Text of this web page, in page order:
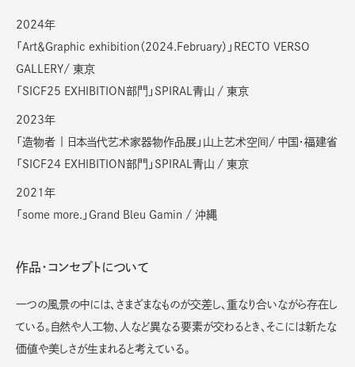
2024年
「Art＆Graphic exhibition（2024.February）」RECTO VERSO
GALLERY/ 東京
「SICF25 EXHIBITION部門」SPIRAL青山 / 東京
2023年
「造物者 | 日本当代艺术家器物作品展」山上艺术空间/ 中国・福建省
「SICF24 EXHIBITION部門」SPIRAL青山 / 東京
2021年
「some more.」Grand Bleu Gamin / 沖縄
作品・コンセプトについて
一つの風景の中には、さまざまなものが交差し、重なり合いながら存在し
ている。自然や人工物、人など異なる要素が交わるとき、そこには新たな
価値や美しさが生まれると考えている。